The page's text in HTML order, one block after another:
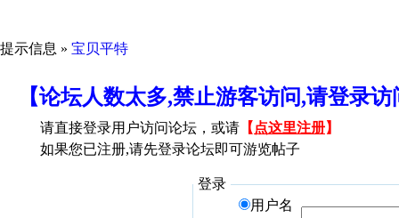
提示信息 » 宝贝平特
【论坛人数太多,禁止游客访问,请登录
请直接登录用户访问论坛，或请 【 点这里注册】
如果您已注册,请先登录论坛即可游览帖子
登录
用户名